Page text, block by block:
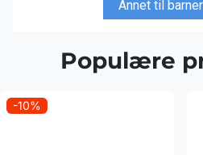
Annet til
Populære
-10%